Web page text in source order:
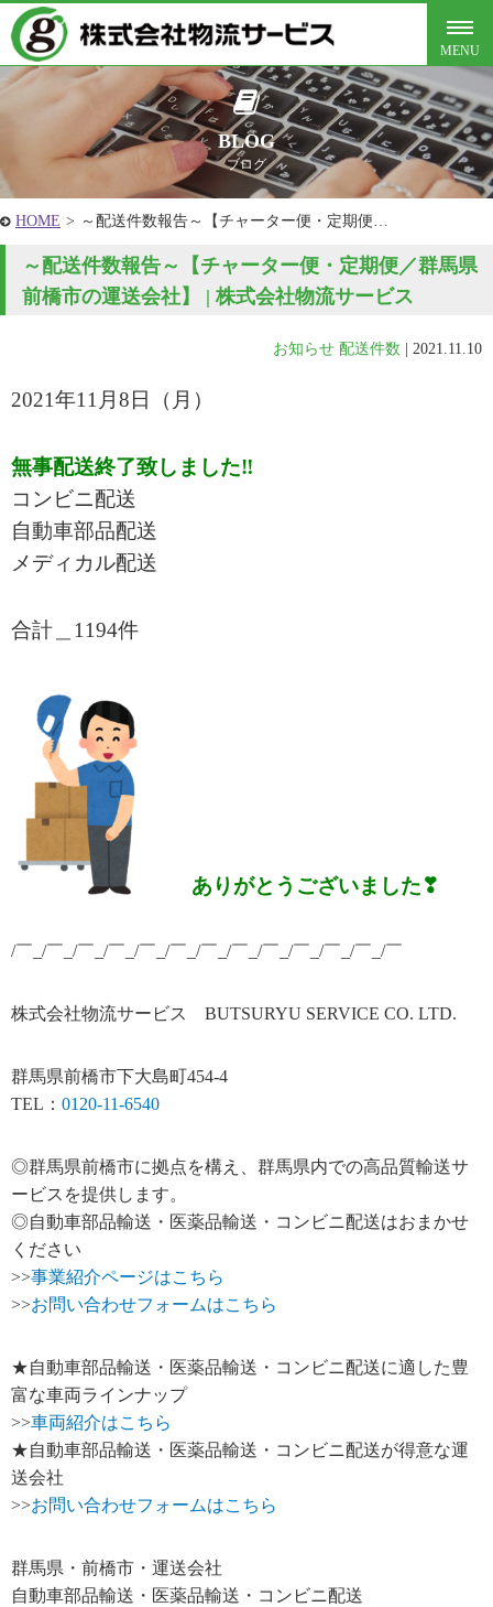
BLOG
ブログ
HOME > ～配送件数報告～【チャーター便・定期便…
～配送件数報告～【チャーター便・定期便／群馬県
前橋市の運送会社】 | 株式会社物流サービス
お知らせ 配送件数 2021.11.10
2021年11月8 日（月 ）
無事配送終了致しました‼
コンビニ配送
自動車部品配送
メディカル配送
合計＿1194件
ありがとうございました❣
/￣_/￣_/￣_/￣_/￣_/￣_/￣_/￣_/￣_/￣_/￣_/￣_/￣
株式会社物流サービス BUTSURYU SERVICE CO. LTD.
群馬県前橋市下大島町454-4
TEL： 0120-11-6540
◎群馬県前橋市に拠点を構え、群馬県内での高品質輸送サ
ービスを提供します。
◎自動車部品輸送・医薬品輸送・コンビニ配送はおまかせ
ください
>>事業紹介ページはこちら
>>お問い合わせフォームはこちら
★自動車部品輸送・医薬品輸送・コンビニ配送に適した豊
富な車両ラインナップ
>>車両紹介はこちら
★自動車部品輸送・医薬品輸送・コンビニ配送が得意な運
送会社
>>お問い合わせフォームはこちら
群馬県・前橋市・運送会社
自動車部品輸送・医薬品輸送・コンビニ配送